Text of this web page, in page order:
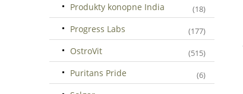
Produkty konopne India (18)
Progress Labs (177)
OstroVit (515)
Puritans Pride (6)